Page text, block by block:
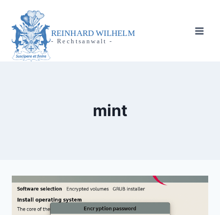
Inhalt
springen
REINHARD WILHELM
- Rechtsanwalt -
mint